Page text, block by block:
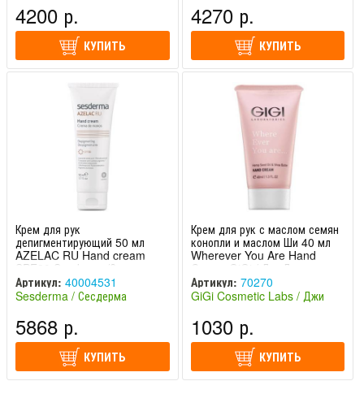
4200 р.
КУПИТЬ
4270 р.
КУПИТЬ
Крем для рук
депигментирующий 50 мл
AZELAC RU Hand cream
SPF30 Sesderma/Сесдерма
Артикул: 40004531
Sesderma / Сесдерма
5868 р.
КУПИТЬ
Крем для рук с маслом семян
конопли и маслом Ши 40 мл
Wherever You Are Hand
Cream GiGi / ДжиДжи
Артикул: 70270
GiGi Cosmetic Labs / Джи
1030 р.
КУПИТЬ